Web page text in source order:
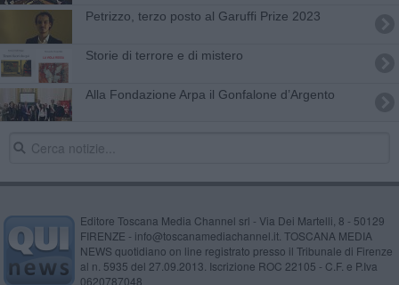
Petrizzo, terzo posto al Garuffi Prize 2023
Storie di terrore e di mistero
Alla Fondazione Arpa il Gonfalone d’Argento
Editore Toscana Media Channel srl - Via Dei Martelli, 8 - 50129
FIRENZE - info@toscanamediachannel.it. TOSCANA MEDIA
NEWS quotidiano on line registrato presso il Tribunale di Firenze
al n. 5935 del 27.09.2013. Iscrizione ROC 22105 - C.F. e P.Iva
0620787048